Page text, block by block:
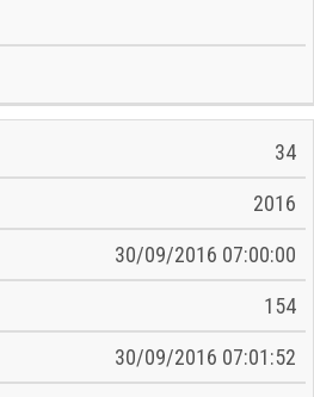
34
2016
30/09/2016 07:00:00
154
30/09/2016 07:01:52